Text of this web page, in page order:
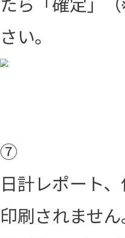
たら「確定」
さい。
⑦
日計レポート
印刷されませ